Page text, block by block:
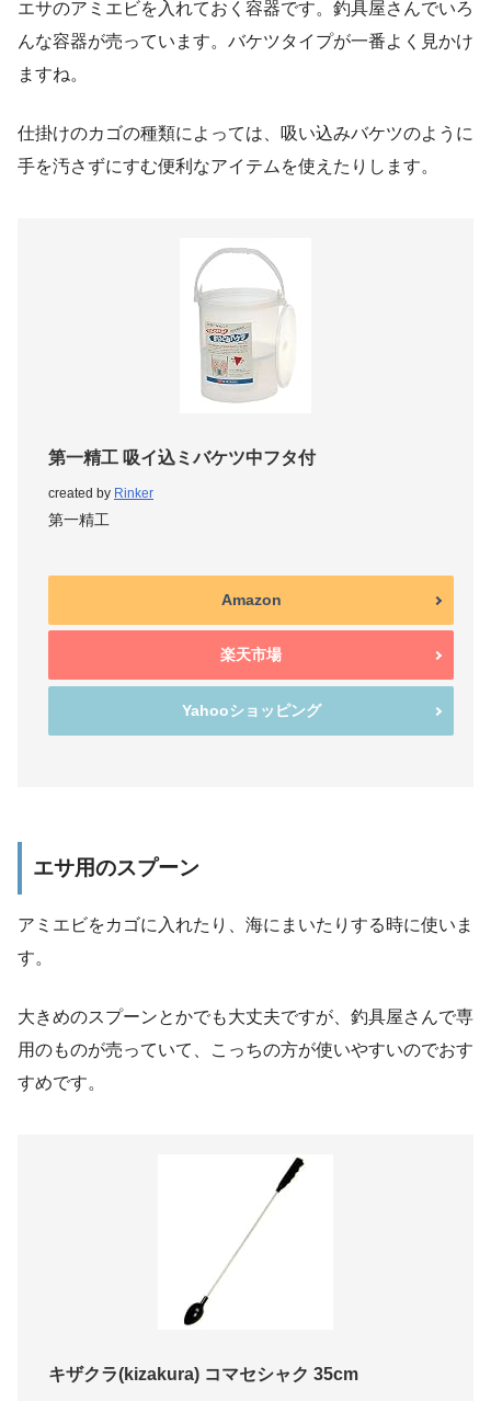
エサのアミエビを入れておく容器です。釣具屋さんでいろ
んな容器が売っています。バケツタイプが一番よく見かけ
ますね。
仕掛けのカゴの種類によっては、吸い込みバケツのように
手を汚さずにすむ便利なアイテムを使えたりします。
第一精工 吸イ込ミバケツ中フタ付
created by Rinker
第一精工
Amazon
楽天市場
Yahooショッピング
エサ用のスプーン
アミエビをカゴに入れたり、海にまいたりする時に使いま
す。
大きめのスプーンとかでも大丈夫ですが、釣具屋さんで専
用のものが売っていて、こっちの方が使いやすいのでおす
すめです。
キザクラ(kizakura) コマセシャク 35cm